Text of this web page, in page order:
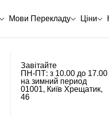
Мови Перекладу Ціни
Завітайте
ПН-ПТ: з 10.00 до 17.00
на зимний период
01001, Київ Хрещатик,
46